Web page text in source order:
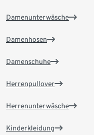
Damenunterwäsche
Damenhosen
Damenschuhe
Herrenpullover
Herrenunterwäsche
Kinderkleidung